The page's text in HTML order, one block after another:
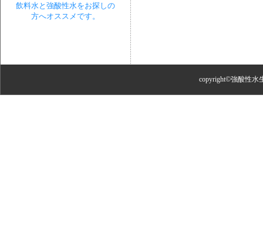
飲料水と強酸性水をお探しの
方へオススメです。
copyright©強酸性水